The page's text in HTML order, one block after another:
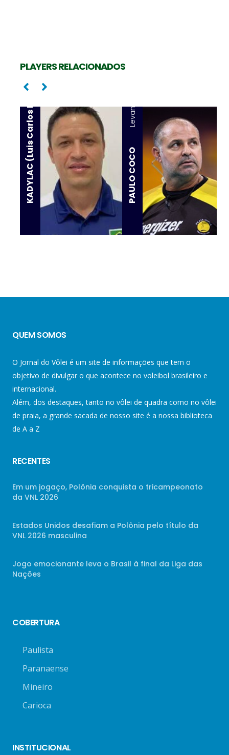
PLAYERS RELACIONADOS
KADYLAC (Luis Carlos Rodrigues) PAULO COCO
Levantador
QUEM SOMOS
O Jornal do Vôlei é um site de informações que tem o
objetivo de divulgar o que acontece no voleibol brasileiro e
internacional.
Além, dos destaques, tanto no vôlei de quadra como no vôlei
de praia, a grande sacada de nosso site é a nossa biblioteca
de A a Z
RECENTES
Em um jogaço, Polônia conquista o tricampeonato
da VNL 2026
Estados Unidos desafiam a Polônia pelo título da
VNL 2026 masculina
Jogo emocionante leva o Brasil à final da Liga das
Nações
COBERTURA
Paulista
Paranaense
Mineiro
Carioca
INSTITUCIONAL